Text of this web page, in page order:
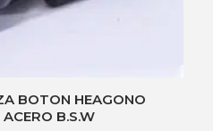
BOTON HEAGONO
B.S.W